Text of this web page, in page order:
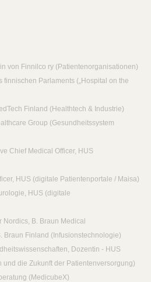
von Finnilco ry (Patientenorganisationen)
finnischen Parlaments („Hospital on the
Finland (Healthtech & Industrie)
Group (Gesundheitssystem
Chief Medical Officer, HUS
HUS (digitale Patientenportale / Maisa)
HUS (digitale
Nordics, B. Braun Medical
Braun Finland (Infusionstechnologie)
Dozentin - HUS
und die Zukunft der Patientenversorgung)
(MedicubeX)